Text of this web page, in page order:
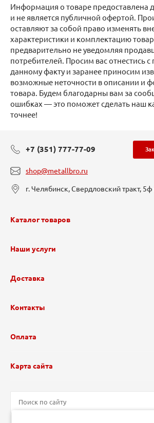
Информация о товаре предоставлена
и не является публичной офертой.
оставляют за собой право изменять
характеристики и комплектацию
предварительно не уведомляя
потребителей. Просим вас отнестись
данному факту и заранее приносим
возможные неточности в описании и
товара. Будем благодарны вам за
ошибках — это поможет сделать наш
точнее!
+7 (351) 777-77-09
shop@metallbro.ru
г. Челябинск, Свердловский тракт, 5ф
Каталог товаров
Наши услуги
Доставка
Контакты
Оплата
Карта сайта